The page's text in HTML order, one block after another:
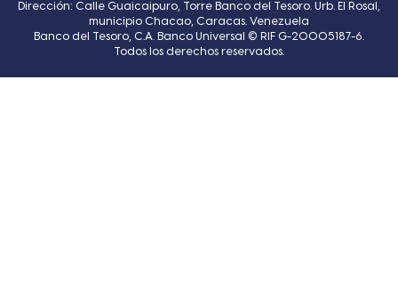
Dirección: Calle Guaicaipuro, Torre Banco del Tesoro. Urb. El Rosal,
municipio Chacao, Caracas. Venezuela
Banco del Tesoro, C.A. Banco Universal © RIF G-20005187-6.
Todos los derechos reservados.